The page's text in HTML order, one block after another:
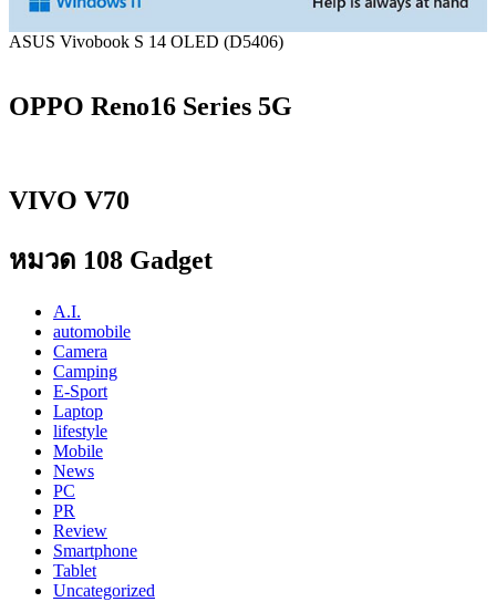
ASUS Vivobook S 14 OLED (D5406)
OPPO Reno16 Series 5G
VIVO V70
หมวด 108 Gadget
A.I.
automobile
Camera
Camping
E-Sport
Laptop
lifestyle
Mobile
News
PC
PR
Review
Smartphone
Tablet
Uncategorized